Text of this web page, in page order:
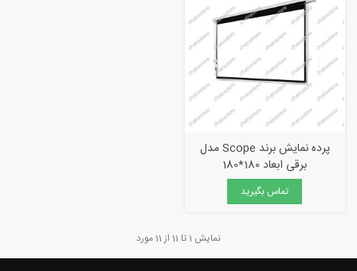
پرده نمایش برند Scope مدل
برقی ابعاد 180*180
تماس بگیرید
نمایش 1تا 11 از 11 مورد